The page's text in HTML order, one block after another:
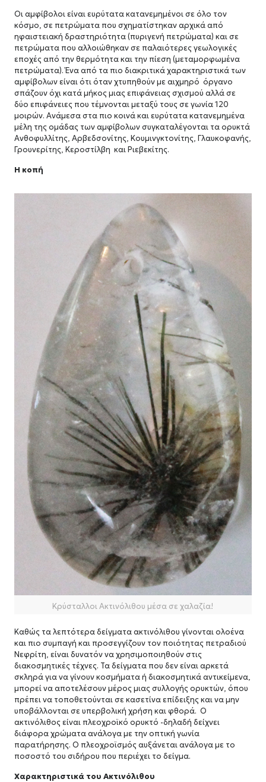
Οι αμφίβολοι είναι ευρύτατα κατανεμημένοι σε όλο τον
κόσμο, σε πετρώματα που σχηματίστηκαν αρχικά από
ηφαιστειακή δραστηριότητα (πυριγενή πετρώματα) και σε
πετρώματα που αλλοιώθηκαν σε παλαιότερες γεωλογικές
εποχές από την θερμότητα και την πίεση (μεταμορφωμένα
πετρώματα). Ένα από τα πιο διακριτικά χαρακτηριστικά των
αμφίβολων είναι ότι όταν χτυπηθούν με αιχμηρό όργανο
σπάζουν όχι κατά μήκος μιας επιφάνειας σχισμού αλλά σε
δύο επιφάνειες που τέμνονται μεταξύ τους σε γωνία 120
μοιρών. Ανάμεσα στα πιο κοινά και ευρύτατα κατανεμημένα
μέλη της ομάδας των αμφίβολων συγκαταλέγονται τα ορυκτά
Ανθοφυλλίτης, Αρβεδσονίτης, Κουμινγκτονίτης, Γλαυκοφανής,
Γρουνερίτης, Κεροστίλβη και Ριεβεκίτης.
Η κοπή
Κρύσταλλοι Ακτινόλιθου μέσα σε χαλαζία!
Καθώς τα λεπτότερα δείγματα ακτινόλιθου γίνονται ολοένα
και πιο συμπαγή και προσεγγίζουν τον ποιότητας πετραδιού
Νεφρίτη, είναι δυνατόν να χρησιμοποιηθούν στις
διακοσμητικές τέχνες. Τα δείγματα που δεν είναι αρκετά
σκληρά για να γίνουν κοσμήματα ή διακοσμητικά αντικείμενα,
μπορεί να αποτελέσουν μέρος μιας συλλογής ορυκτών, όπου
πρέπει να τοποθετούνται σε κασετίνα επίδειξης και να μην
υποβάλλονται σε υπερβολική χρήση και φθορά. Ο
ακτινόλιθος είναι πλεοχροϊκό ορυκτό -δηλαδή δείχνει
διάφορα χρώματα ανάλογα με την οπτική γωνία
παρατήρησης. Ο πλεοχροϊσμός αυξάνεται ανάλογα με το
ποσοστό του σιδήρου που περιέχει το δείγμα.
Χαρακτηριστικά του Ακτινόλιθου